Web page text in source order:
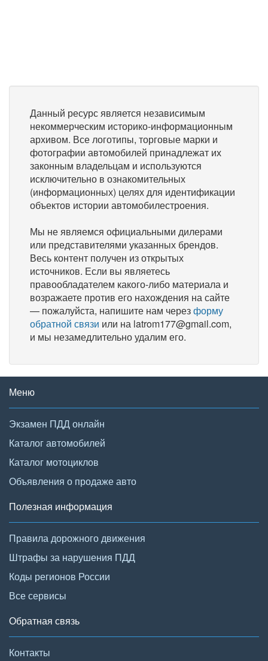
Данный ресурс является независимым
некоммерческим историко-информационным
архивом. Все логотипы, торговые марки и
фотографии автомобилей принадлежат их
законным владельцам и используются
исключительно в ознакомительных
(информационных) целях для идентификации
объектов истории автомобилестроения.
Мы не являемся официальными дилерами
или представителями указанных брендов.
Весь контент получен из открытых
источников. Если вы являетесь
правообладателем какого-либо материала и
возражаете против его нахождения на сайте
— пожалуйста, напишите нам черезформу
обратной связи или на latrom177@gmail.com,
и мы незамедлительно удалим его.
Меню
Экзамен ПДД онлайн
Каталог автомобилей
Каталог мотоциклов
Объявления о продаже авто
Полезная информация
Правила дорожного движения
Штрафы за нарушения ПДД
Коды регионов России
Все сервисы
Обратная связь
Контакты